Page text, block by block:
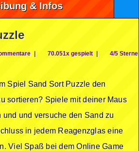
& Infos
| 70.051x gespielt |
4/5 Sterne
Spiel Sand Sort Puzzle den
sortieren? Spiele mit deiner Maus
und versuche den Sand zu
in jedem Reagenzglas eine
Viel Spaß bei dem Online Game